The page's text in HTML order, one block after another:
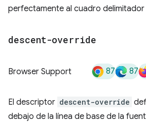
perfectamente al cuadro delimitador
descent-override
Browser Support 87 87
El descriptor descent-override
debajo de la línea de base de la